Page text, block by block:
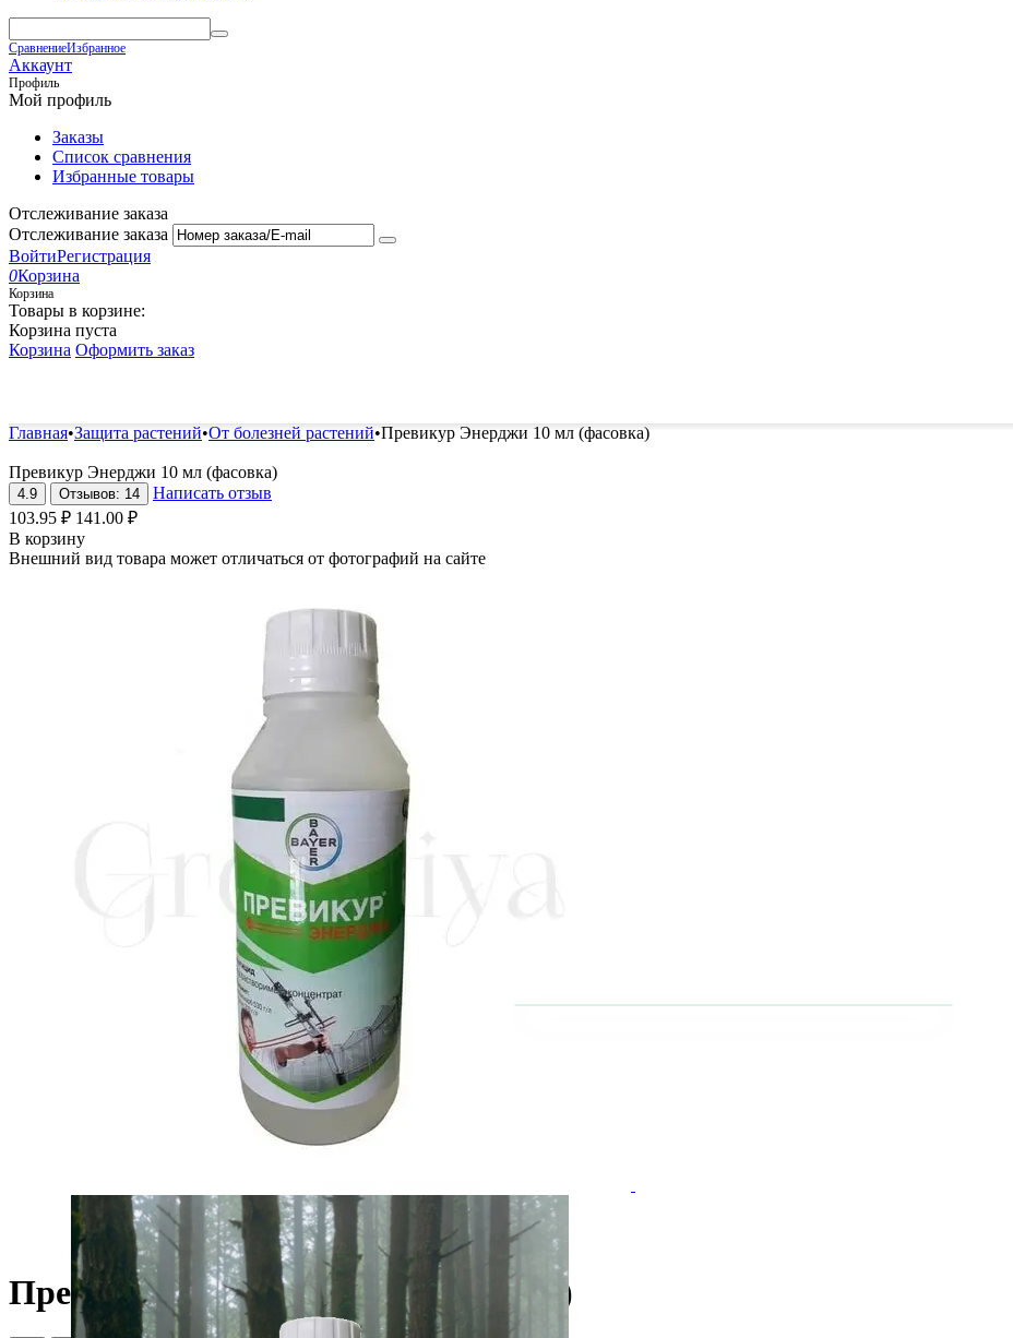
СравнениеИзбранное
Профиль
Аккаунт
Мой профиль
Заказы
Список сравнения
Избранные товары
Отслеживание заказа
Отслеживание заказа
ВойтиРегистрация
Корзина
0Корзина
Товары в корзине:
Корзина пуста
Корзина Оформить заказ
Главная•Защита растений•От болезней растений•Превикур Энерджи 10 мл (фасовка)
Превикур Энерджи 10 мл (фасовка)
4.9 Отзывов: 14
Написать отзыв
103.95 ₽ 141.00 ₽
В корзину
Внешний вид товара может отличаться от фотографий на сайте
Превикур Энерджи 10 мл (фасовка)